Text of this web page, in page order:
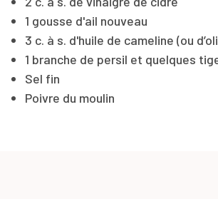
1 gousse d'ail nouveau
3 c. à s. d'huile de cameline (ou
1 branche de persil et quelques
Sel fin
Poivre du moulin